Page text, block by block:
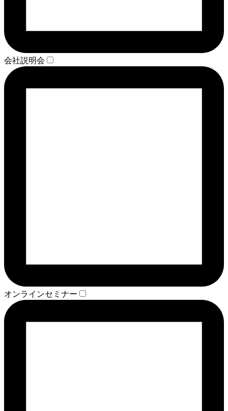
会社説明会
オンラインセミナー